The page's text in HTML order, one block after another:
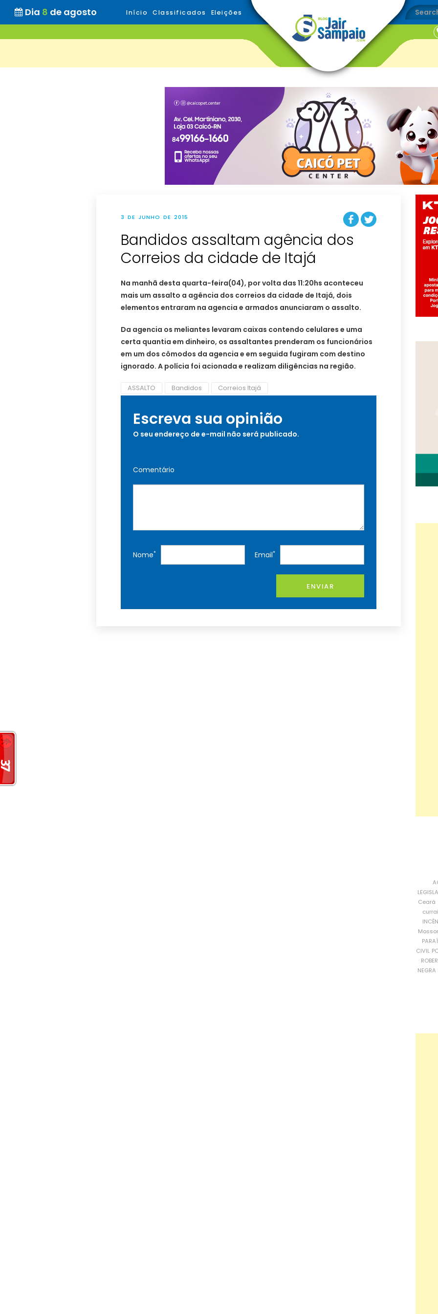
Dia 8 de agosto Início Classificados Eleições
3 DE JUNHO DE 2015
Bandidos assaltam agência dos
Correios da cidade de Itajá
Na manhã desta quarta-feira(04), por volta das 11:20hs aconteceu
mais um assalto a agência dos correios da cidade de Itajá, dois
elementos entraram na agencia e armados anunciaram o assalto.
Da agencia os meliantes levaram caixas contendo celulares e uma
certa quantia em dinheiro, os assaltantes prenderam os funcionários
em um dos cômodos da agencia e em seguida fugiram com destino
ignorado. A polícia foi acionada e realizam diligências na região.
ASSALTO Bandidos Correios Itajá
Escreva sua opinião
O seu endereço de e-mail não será publicado.
Comentário
Nome* Email*
ENVIAR
Ceará
CIVIL
NEGRA